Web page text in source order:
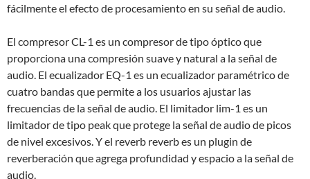
fácilmente el efecto de procesamiento en su señal de audio.
El compresor CL-1 es un compresor de tipo óptico que
proporciona una compresión suave y natural a la señal de
audio. El ecualizador EQ-1 es un ecualizador paramétrico de
cuatro bandas que permite a los usuarios ajustar las
frecuencias de la señal de audio. El limitador lim-1 es un
limitador de tipo peak que protege la señal de audio de picos
de nivel excesivos. Y el reverb reverb es un plugin de
reverberación que agrega profundidad y espacio a la señal de
audio.